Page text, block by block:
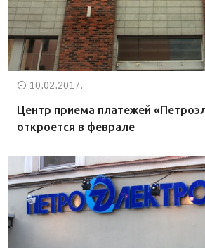
10.02.2017.
Центр приема платежей
откроется в феврале